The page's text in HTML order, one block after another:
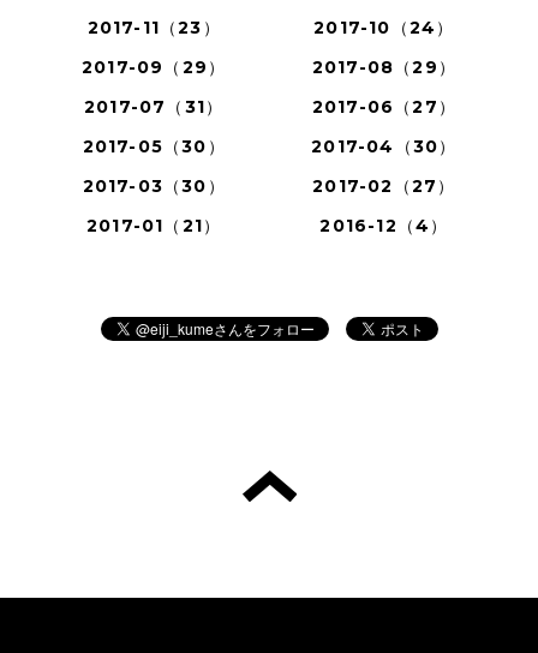
2017-11（23）
2017-10（24）
2017-09（29）
2017-08（29）
2017-07（31）
2017-06（27）
2017-05（30）
2017-04（30）
2017-03（30）
2017-02（27）
2017-01（21）
2016-12（4）